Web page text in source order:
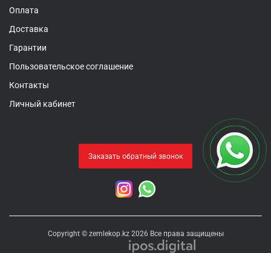
Оплата
Доставка
Гарантии
Пользовательское соглашение
Контакты
Личный кабинет
Заказать обратный звонок
Copyright © zemlekop.kz 2026 Все права защищены